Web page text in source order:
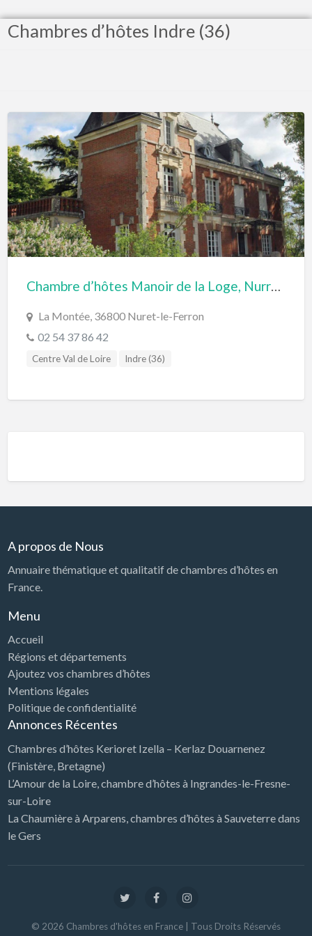
Chambres d’hôtes Indre (36)
Chambre d’hôtes Manoir de la Loge, Nurret le Ferron (Indre)
La Montée, 36800 Nuret-le-Ferron
02 54 37 86 42
Centre Val de Loire Indre (36)
A propos de Nous
Annuaire thématique et qualitatif de chambres d’hôtes en
France.
Menu
Accueil
Régions et départements
Ajoutez vos chambres d’hôtes
Mentions légales
Politique de confidentialité
Annonces Récentes
Chambres d’hôtes Kerioret Izella – Kerlaz Douarnenez
(Finistère, Bretagne)
L’Amour de la Loire, chambre d’hôtes à Ingrandes-le-Fresne-
sur-Loire
La Chaumière à Arparens, chambres d’hôtes à Sauveterre dans
le Gers
© 2026 Chambres d'hôtes en France | Tous Droits Réservés